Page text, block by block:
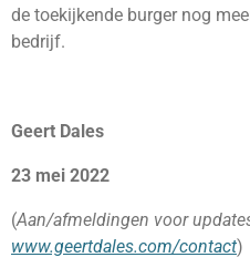
de toekijkende burger nog
bedrijf.
Geert Dales
23 mei 2022
(Aan/afmeldingen voor
www.geertdales.com/contact)